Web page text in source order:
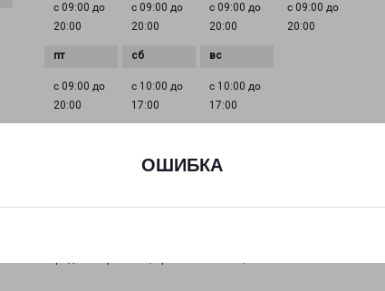
ОШИБКА
с 09:00 до
20:00
с 09:00 до
20:00
с 09:00 до
20:00
с 09:00 до
20:00
с 09:00 до
20:00
с 10:00 до
17:00
с 10:00 до
17:00